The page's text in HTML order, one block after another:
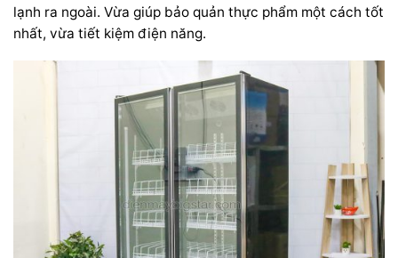
lạnh ra ngoài. Vừa giúp bảo quản thực phẩm một cách tốt
nhất, vừa tiết kiệm điện năng.